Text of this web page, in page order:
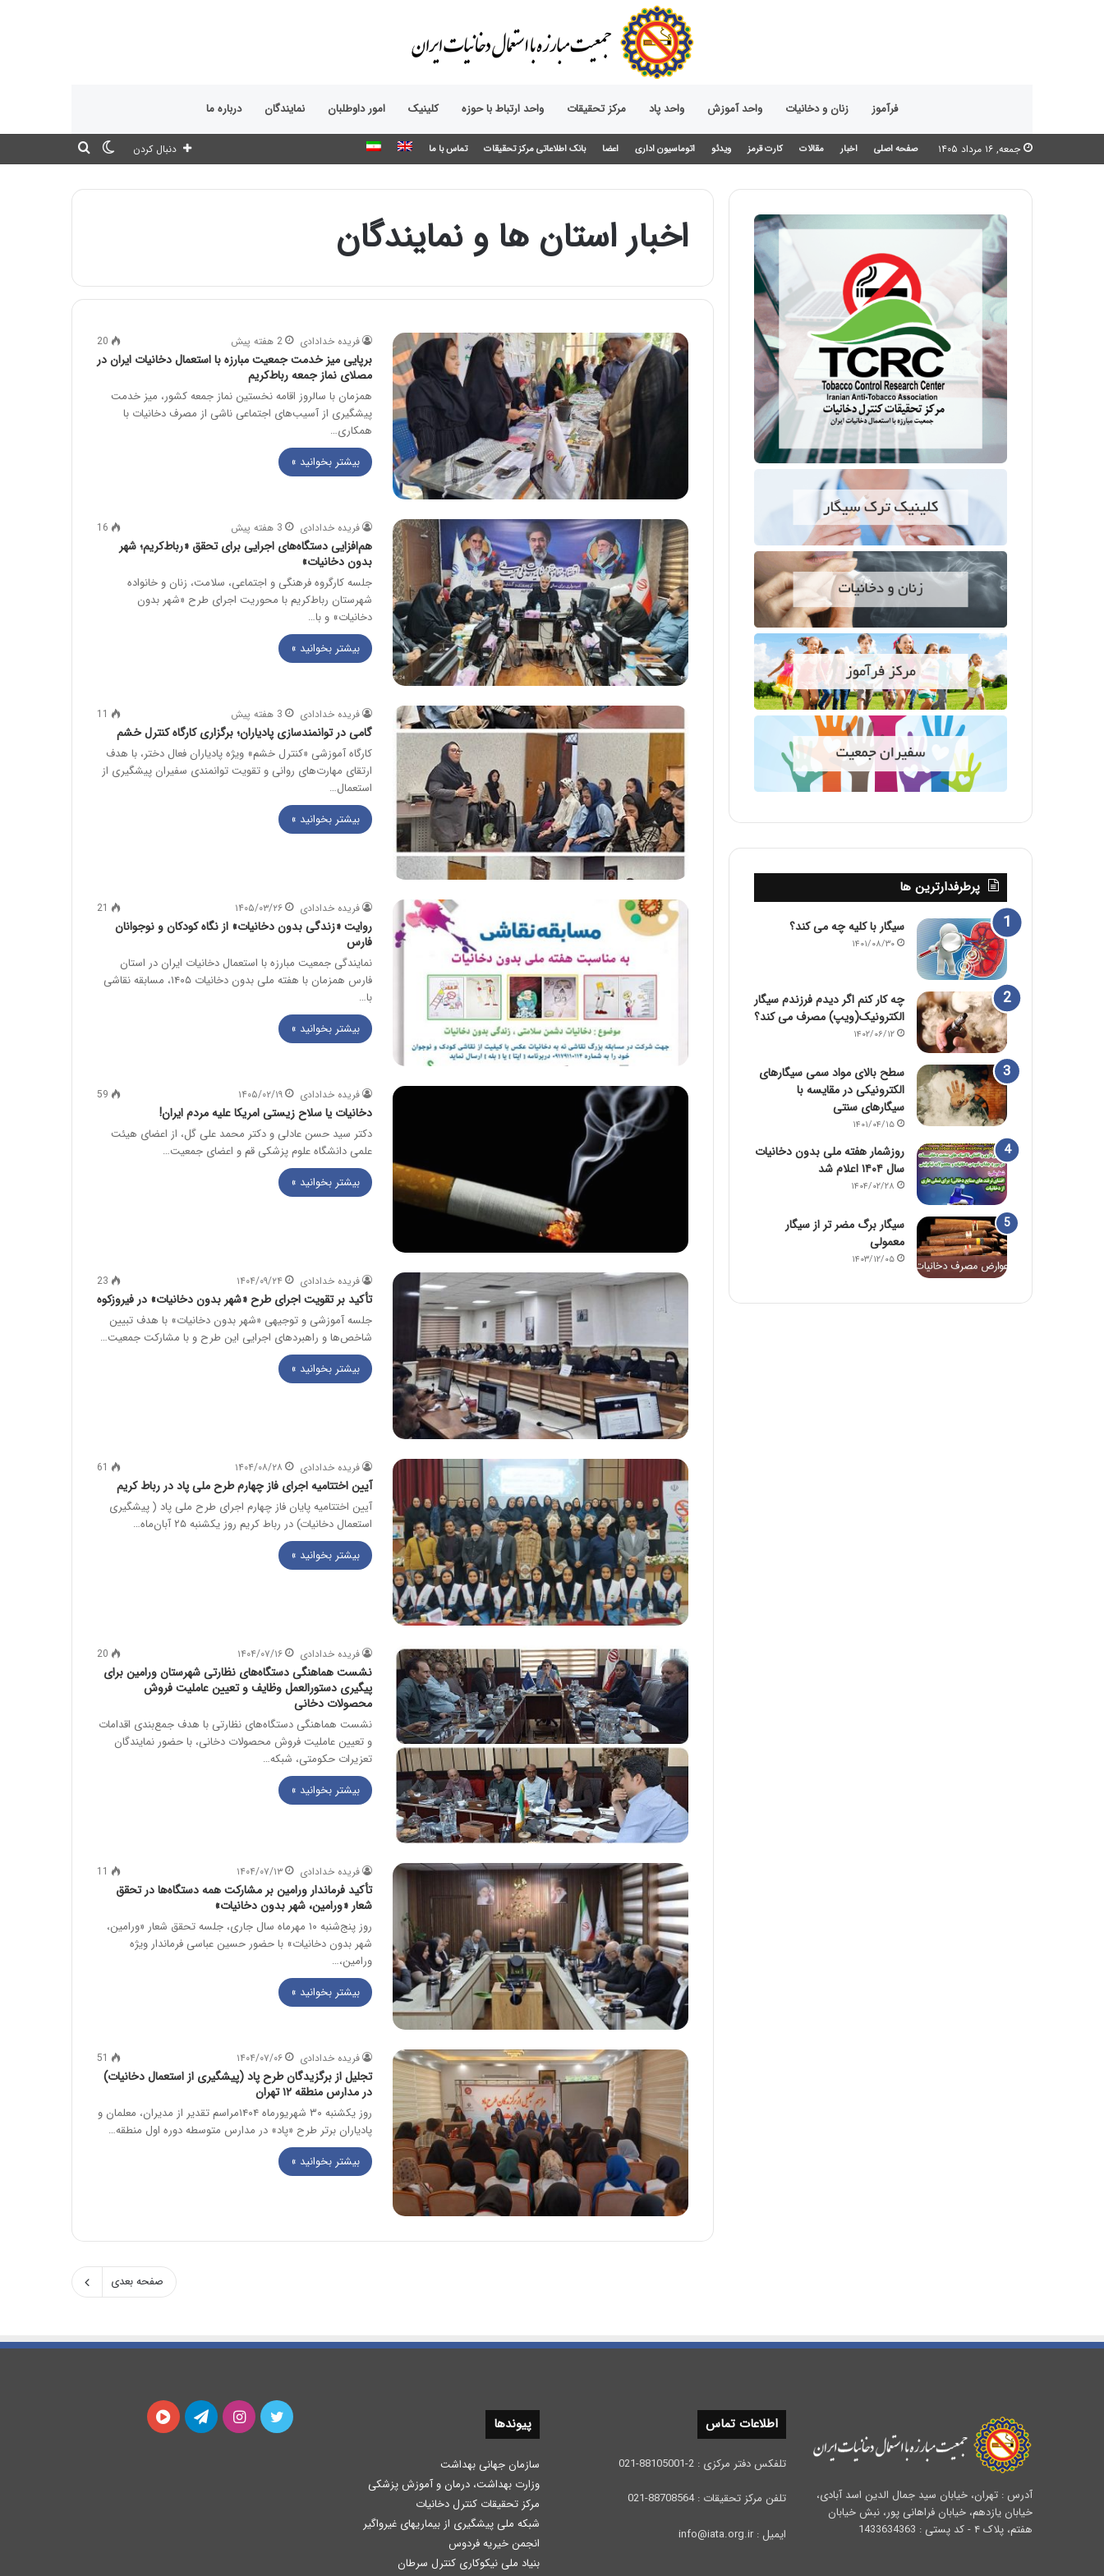
فرآموز زنان و دخانیات واحد آموزش واحد پاد مرکز تحقیقات واحد ارتباط با حوزه‌ کلینیک امور داوطلبان نمایندگان درباره ما
جمعه, ۱۶ مرداد ۱۴۰۵ صفحه اصلی اخبار مقالات کارت قرمز ویدئو اتوماسیون اداری اعضا بانک اطلاعاتی مرکز تحقیقات تماس با ما
تغییر
دنبال کردن
اخبار استان ها و نمایندگان
فریده خدادادی 2 هفته پیش 20
برپایی میز خدمت جمعیت مبارزه با استعمال دخانیات ایران در
مصلای نماز جمعه رباط‌کریم
همزمان با سالروز اقامه نخستین نماز جمعه کشور، میز خدمت
پیشگیری از آسیب‌های اجتماعی ناشی از مصرف دخانیات با
همکاری…
بیشتر بخوانید »
فریده خدادادی 3 هفته پیش 16
هم‌افزایی دستگاه‌های اجرایی برای تحقق «رباط‌کریم؛ شهر
بدون دخانیات»
جلسه کارگروه فرهنگی و اجتماعی، سلامت، زنان و خانواده
شهرستان رباط‌کریم با محوریت اجرای طرح «شهر بدون
دخانیات» و با…
بیشتر بخوانید »
فریده خدادادی 3 هفته پیش 11
گامی در توانمندسازی پادیاران؛ برگزاری کارگاه کنترل خشم
کارگاه آموزشی «کنترل خشم» ویژه پادیاران فعال دختر، با هدف
ارتقای مهارت‌های روانی و تقویت توانمندی سفیران پیشگیری از
استعمال…
بیشتر بخوانید »
فریده خدادادی ۱۴۰۵/۰۳/۲۶ 21
روایت «زندگی بدون دخانیات» از نگاه کودکان و نوجوانان
فارس
نمایندگی جمعیت مبارزه با استعمال دخانیات ایران در استان
فارس همزمان با هفته ملی بدون دخانیات ۱۴۰۵، مسابقه نقاشی
با…
بیشتر بخوانید »
فریده خدادادی ۱۴۰۵/۰۲/۱۹ 59
دخانیات یا سلاح زیستی امریکا علیه مردم ایران!
دکتر سید حسن عادلی و دکتر محمد علی گل، از اعضای هیئت
علمی دانشگاه علوم پزشکی قم و اعضای جمعیت…
بیشتر بخوانید »
فریده خدادادی ۱۴۰۴/۰۹/۲۴ 23
تأکید بر تقویت اجرای طرح «شهر بدون دخانیات» در فیروزکوه
جلسه آموزشی و توجیهی «شهر بدون دخانیات» با هدف تبیین
شاخص‌ها و راهبردهای اجرایی این طرح و با مشارکت جمعیت…
بیشتر بخوانید »
فریده خدادادی ۱۴۰۴/۰۸/۲۸ 61
آیین اختتامیه اجرای فاز چهارم طرح ملی پاد در رباط‌ کریم
آیین اختتامیه پایان فاز چهارم اجرای طرح ملی پاد ( پیشگیری
استعمال دخانیات) در رباط‌ کریم روز یکشنبه ۲۵ آبان‌ماه…
بیشتر بخوانید »
فریده خدادادی ۱۴۰۴/۰۷/۱۶ 20
نشست هماهنگی دستگاه‌های نظارتی شهرستان ورامین برای
پیگیری دستورالعمل وظایف و تعیین عاملیت فروش
محصولات دخانی
نشست هماهنگی دستگاه‌های نظارتی با هدف جمع‌بندی اقدامات
و تعیین عاملیت فروش محصولات دخانی، با حضور نمایندگان
تعزیرات حکومتی، شبکه…
بیشتر بخوانید »
فریده خدادادی ۱۴۰۴/۰۷/۱۳ 11
تأکید فرماندار ورامین بر مشارکت همه دستگاه‌ها در تحقق
شعار «ورامین، شهر بدون دخانیات»
روز پنج‌شنبه ۱۰ مهرماه سال جاری، جلسه تحقق شعار «ورامین،
شهر بدون دخانیات» با حضور حسین عباسی فرماندار ویژه
ورامین،…
بیشتر بخوانید »
فریده خدادادی ۱۴۰۴/۰۷/۰۶ 51
تجلیل از برگزیدگان طرح پاد (پیشگیری از استعمال دخانیات)
در مدارس منطقه ۱۲ تهران
روز یکشنبه ۳۰ شهریورماه ۱۴۰۴مراسم تقدیر از مدیران، معلمان و
پادیاران برتر طرح «پاد» در مدارس متوسطه دوره اول منطقه…
بیشتر بخوانید »
صفحه بعدی
پرطرفدارترین ها
سیگار با کلیه چه می کند؟
۱۴۰۱/۰۸/۳۰
چه کار کنم اگر دیدم فرزندم سیگار
الکترونیک(ویپ) مصرف می کند؟
۱۴۰۲/۰۶/۱۲
سطح بالای مواد سمی سیگارهای
الکترونیکی در مقایسه با
سیگارهای سنتی
۱۴۰۱/۰۴/۱۵
روزشمار هفته ملی بدون دخانیات
سال ۱۴۰۴ اعلام شد
۱۴۰۴/۰۲/۲۸
سیگار برگ مضر تر از سیگار
معمولی
۱۴۰۳/۱۲/۰۵
آدرس : تهران، خیابان سید جمال الدین اسد آبادی،
خیابان یازدهم، خیابان فراهانی پور، نبش خیابان
هفتم، پلاک ۴ - کد پستی : 1433634363
اطلاعات تماس
تلفکس دفتر مرکزی : 2-88105001-021
تلفن مرکز تحقیقات : 88708564-021
ایمیل : info@iata.org.ir
پیوندها
سازمان جهانی بهداشت
وزارت بهداشت، درمان و آموزش پزشكی
مرکز تحقیقات کنترل دخانیات
شبکه ملی پیشگیری از بیماریهای غیرواگیر
انجمن خیریه فردوس
بنیاد ملی نیکوکاری کنترل سرطان
توییتر اینستاگرامتلگرام آپارات